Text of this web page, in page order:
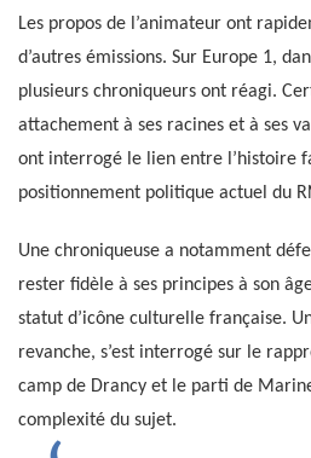
Les propos de l’animateur ont
d’autres émissions. Sur Europe 1,
plusieurs chroniqueurs ont réagi.
attachement à ses racines et à ses
ont interrogé le lien entre l’histoire
positionnement politique actuel du
Une chroniqueuse a notamment
rester fidèle à ses principes à son
statut d’icône culturelle française.
revanche, s’est interrogé sur le
camp de Drancy et le parti de
complexité du sujet.